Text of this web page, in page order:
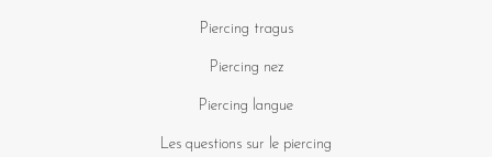
Piercing tragus
Piercing nez
Piercing langue
Les questions sur le piercing